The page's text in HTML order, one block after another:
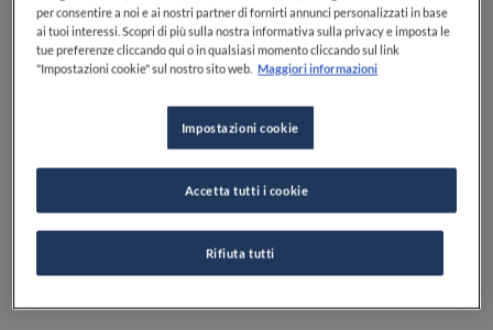
0 0 0 0 0
APERTO VEDI ORARI
per consentire a noi e ai nostri partner di fornirti annunci personalizzati in base
ai tuoi interessi. Scopri di più sulla nostra informativa sulla privacy e imposta le
tue preferenze cliccando qui o in qualsiasi momento cliccando sul link
"Impostazioni cookie" sul nostro sito web. Maggiori informazioni
Impostazioni cookie
Rifiuta tutti
Accetta tutti i cookie